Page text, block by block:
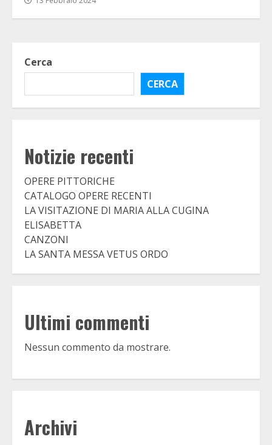
Cerca
CERCA
Notizie recenti
OPERE PITTORICHE
CATALOGO OPERE RECENTI
LA VISITAZIONE DI MARIA ALLA CUGINA
ELISABETTA
CANZONI
LA SANTA MESSA VETUS ORDO
Ultimi commenti
Nessun commento da mostrare.
Archivi